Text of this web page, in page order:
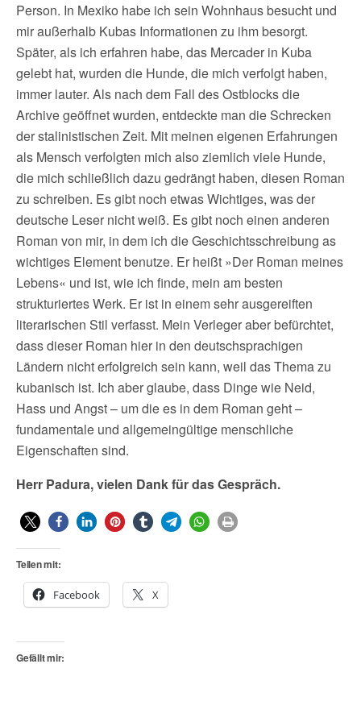
Person. In Mexiko habe ich sein Wohnhaus besucht und
mir außerhalb Kubas Informationen zu ihm besorgt.
Später, als ich erfahren habe, das Mercader in Kuba
gelebt hat, wurden die Hunde, die mich verfolgt haben,
immer lauter. Als nach dem Fall des Ostblocks die
Archive geöffnet wurden, entdeckte man die Schrecken
der stalinistischen Zeit. Mit meinen eigenen Erfahrungen
als Mensch verfolgten mich also ziemlich viele Hunde,
die mich schließlich dazu gedrängt haben, diesen Roman
zu schreiben. Es gibt noch etwas Wichtiges, was der
deutsche Leser nicht weiß. Es gibt noch einen anderen
Roman von mir, in dem ich die Geschichtsschreibung as
wichtiges Element benutze. Er heißt »Der Roman meines
Lebens« und ist, wie ich finde, mein am besten
strukturiertes Werk. Er ist in einem sehr ausgereiften
literarischen Stil verfasst. Mein Verleger aber befürchtet,
dass dieser Roman hier in den deutschsprachigen
Ländern nicht erfolgreich sein kann, weil das Thema zu
kubanisch ist. Ich aber glaube, dass Dinge wie Neid,
Hass und Angst – um die es in dem Roman geht –
fundamentale und allgemeingültige menschliche
Eigenschaften sind.
Herr Padura, vielen Dank für das Gespräch.
Teilen mit:
Facebook X
Gefällt mir: